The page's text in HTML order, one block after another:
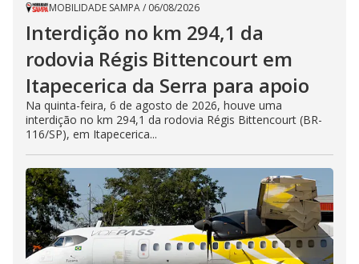
MOBILIDADE SAMPA/ 06/08/2026
Interdição no km 294,1 da
rodovia Régis Bittencourt em
Itapecerica da Serra para apoio
Na quinta-feira, 6 de agosto de 2026, houve uma
interdição no km 294,1 da rodovia Régis Bittencourt (BR-
116/SP), em Itapecerica...